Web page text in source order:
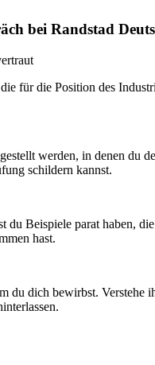
bei Randstad
für die Position des
werden, in denen du
schildern kannst.
Beispiele parat haben,
hast.
du dich bewirbst.